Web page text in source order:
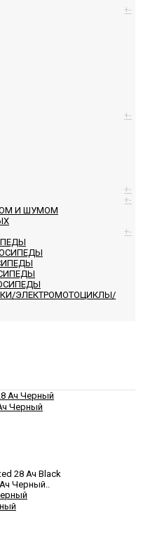
+-
+-
+-
+-
И ШУМОМ
+-
ЭЛЕКТРОМОТОЦИКЛЫ/
Черный
28 Ач Black
Черный..